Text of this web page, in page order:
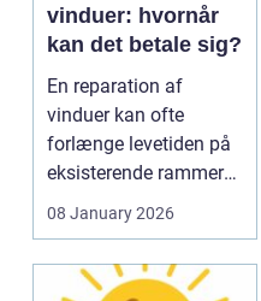
vinduer: hvornår
kan det betale sig?
En reparation af
vinduer kan ofte
forlænge levetiden på
eksisterende rammer
og glas med ...
08 January 2026